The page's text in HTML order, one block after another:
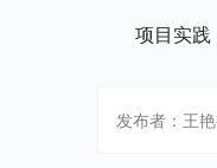
项目实
发布者：王